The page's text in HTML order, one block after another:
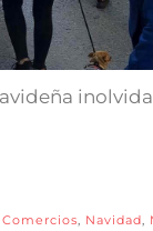
Comercios Navidad